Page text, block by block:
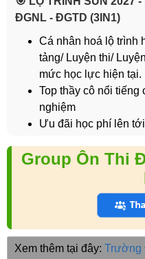
ĐGNL - ĐGTD (3IN1)
Cá nhân hoá lộ trình
tảng/ Luyện thi/
mức học lực hiện tại.
Top thầy cô nổi
nghiệm
Ưu đãi học phí lên
Group Ôn Thi
Xem thêm tại đây: Trường